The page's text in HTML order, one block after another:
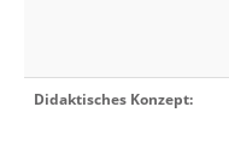
Didaktisches Konzept: